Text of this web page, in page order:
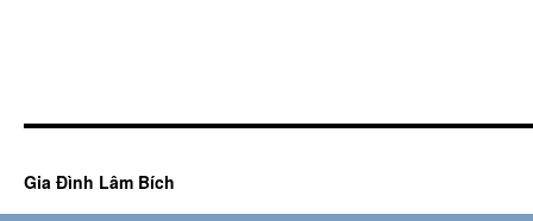
Gia Đình Lâm Bích